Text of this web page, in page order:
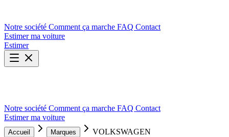
Notre société Comment ça marche FAQ Contact
Estimer ma voiture
Estimer
Notre société Comment ça marche FAQ Contact
Estimer ma voiture
Accueil Marques VOLKSWAGEN